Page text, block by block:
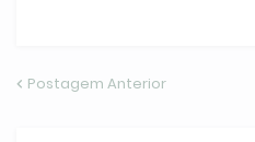
Postagem Anterior